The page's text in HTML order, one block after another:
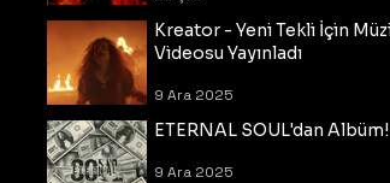
Kreator - Yeni Tekli İçin
Videosu Yayınladı
9 Ara 2025
ETERNAL SOUL'dan Albüm!
9 Ara 2025